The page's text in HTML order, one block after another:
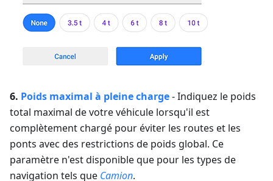
6. Poids maximal à pleine charge- Indiquez le poids
total maximal de votre véhicule lorsqu'il est
complètement chargé pour éviter les routes et les
ponts avec des restrictions de poids global. Ce
paramètre n'est disponible que pour les types de
navigation tels que Camion.